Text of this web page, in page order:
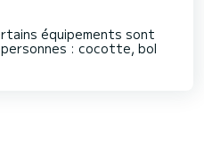
équipements sont
personnes : cocotte, bol